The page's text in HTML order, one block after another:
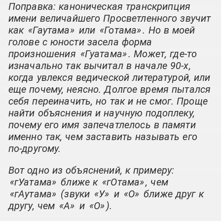
Поправка: каноническая транскрипция
имени величайшего Просветленного звучит
как «Гаутама» или «Готама». Но в моей
голове с юности засела форма
произношения «Гуатама». Может, где-то
изначально так вычитал в начале 90-х,
когда увлекся ведической литературой, или
еще почему, неясно. Долгое время пытался
себя переиначить, но так и не смог. Проще
найти объяснения и научную подоплеку,
почему его имя запечатлелось в памяти
именно так, чем заставить называть его
по-другому.
Вот одно из объяснений, к примеру:
«гУатама» ближе к «гОтама», чем
«гАутама» (звуки «У» и «О» ближе друг к
другу, чем «А» и «О» ).